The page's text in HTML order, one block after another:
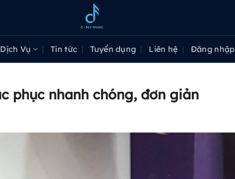
Dịch Vụ Tin tức Tuyển dụng Liên hệ Đăng nhập
phục nhanh chóng, đơn giản